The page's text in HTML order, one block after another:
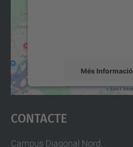
Més Informació
Accepta
powered by
Contacte
Campus Diagonal Nord.